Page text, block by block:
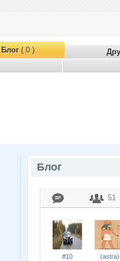
Блог( 0 )
Блог
51
#10 (astra)